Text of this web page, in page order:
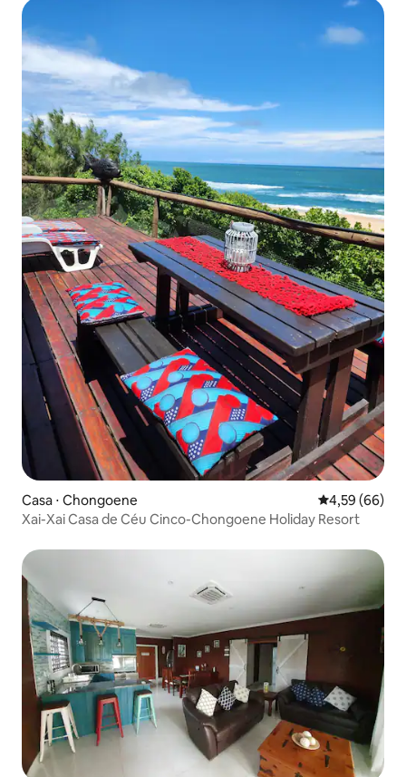
Casa ⋅ Chongoene 4,59 de uma
4,59 (66)
Xai-Xai Casa de Céu Cinco-Chongoene Holiday Resort